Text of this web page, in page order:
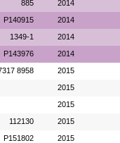
885 2014
P140915 2014
1349-1 2014
P143976 2014
8958 2015
2015
2015
112130 2015
P151802 2015